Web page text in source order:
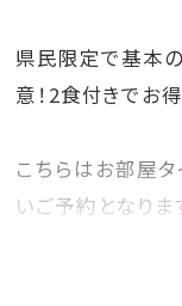
県民限定で基本
意！2食付きでお
こちらはお部屋
いご予約となりま
承の上ご予約下